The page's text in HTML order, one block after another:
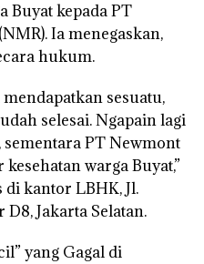
Buyat kepada PT
Ia menegaskan,
hukum.
sesuatu,
selesai. Ngapain lagi
PT Newmont
warga Buyat,”
kantor LBHK, Jl.
Jakarta Selatan.
yang Gagal di